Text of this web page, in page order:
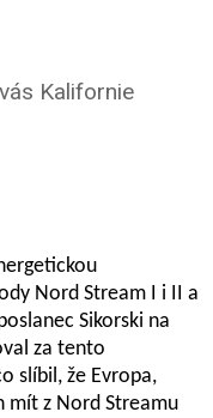
Nord Stream I i II a
Sikorski na
za tento
slíbil, že Evropa,
mít z Nord Streamu